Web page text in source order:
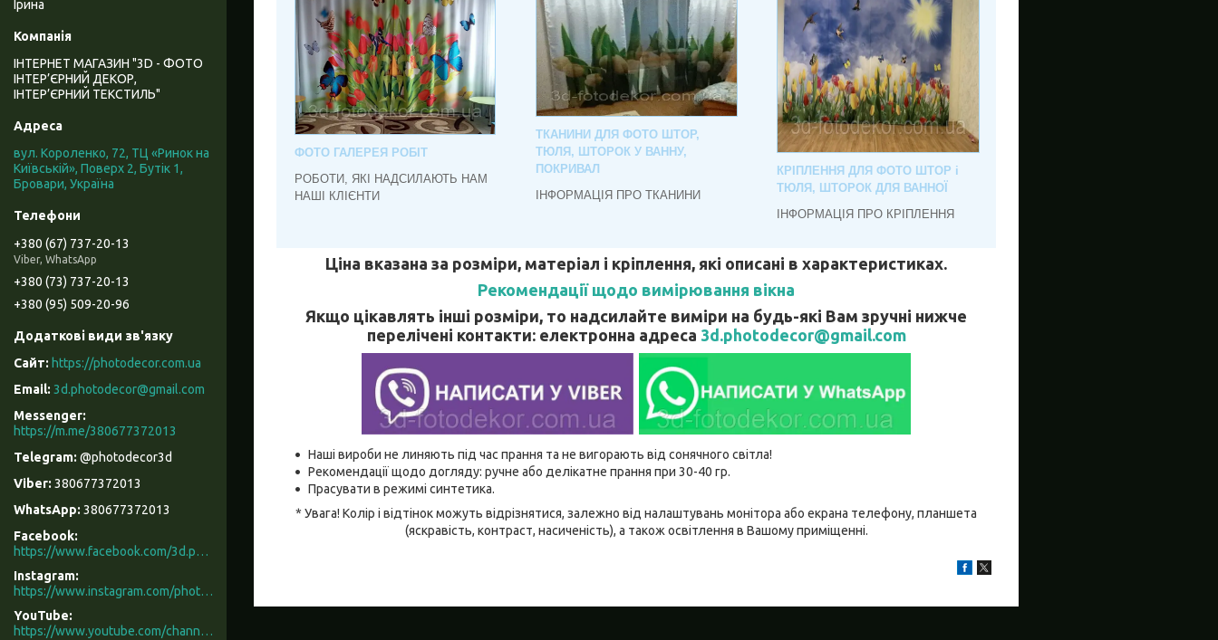
ФОТО ГАЛЕРЕЯ РОБІТ
РОБОТИ, ЯКІ НАДСИЛАЮТЬ НАМ
НАШІ КЛІЄНТИ
ТКАНИНИ ДЛЯ ФОТО ШТОР,
ТЮЛЯ, ШТОРОК У ВАННУ,
ПОКРИВАЛ
ІНФОРМАЦІЯ ПРО ТКАНИНИ
КРІПЛЕННЯ ДЛЯ ФОТО ШТОР і
ТЮЛЯ, ШТОРОК ДЛЯ ВАННОЇ
ІНФОРМАЦІЯ ПРО КРІПЛЕННЯ
Ціна вказана за розміри, матеріал і кріплення, які описані в характеристиках.
Рекомендації щодо вимірювання вікна
Якщо цікавлять інші розміри, то надсилайте виміри на будь-які Вам зручні нижче
перелічені контакти: електронна адреса 3d.photodecor@gmail.com
Наші вироби не линяють під час прання та не вигорають від сонячного світла!
Рекомендації щодо догляду: ручне або делікатне прання при 30-40 гр.
Прасувати в режимі синтетика.
* Увага! Колір і відтінок можуть відрізнятися, залежно від налаштувань монітора або екрана телефону, планшета
(яскравість, контраст, насиченість), а також освітлення в Вашому приміщенні.
Ірина
ІНТЕРНЕТ МАГАЗИН "3D - ФОТО
ІНТЕР’ЄРНИЙ ДЕКОР,
ІНТЕР’ЄРНИЙ ТЕКСТИЛЬ"
вул. Короленко, 72, ТЦ «Ринок на
Київській», Поверх 2, Бутік 1,
Бровари, Україна
+380 (67) 737-20-13
Viber, WhatsApp
+380 (73) 737-20-13
+380 (95) 509-20-96
https://photodecor.com.ua
3d.photodecor@gmail.com
https://m.me/380677372013
@photodecor3d
380677372013
380677372013
Facebook
https://www.facebook.com/3d.photodecor/
Instagram
https://www.instagram.com/photodecor.com.ua/
YouTube
https://www.youtube.com/channel/UCXCUerfqRY1Pw7-IptdbqyA/videos